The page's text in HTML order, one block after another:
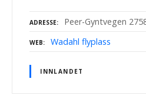
ADRESSE Peer-Gyntvegen
WEB Wadahl flyplass
INNLANDET